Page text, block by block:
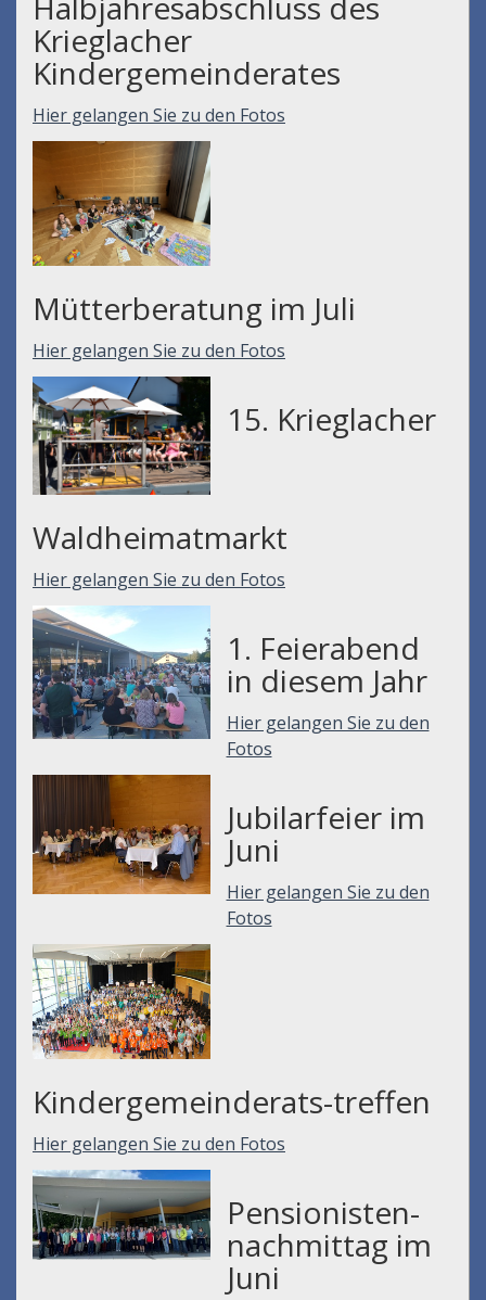
Krieglacher
Kindergemeinderates
Hier gelangen Sie zu den Fotos
Mütterberatung im Juli
Hier gelangen Sie zu den Fotos
15. Krieglacher
Waldheimatmarkt
Hier gelangen Sie zu den Fotos
1. Feierabend
in diesem Jahr
Hier gelangen Sie zu den
Fotos
Jubilarfeier im
Juni
Hier gelangen Sie zu den
Fotos
Kindergemeinderats-treffen
Hier gelangen Sie zu den Fotos
Pensionisten-
nachmittag im
Juni